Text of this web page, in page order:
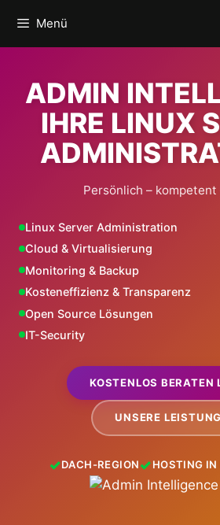
Inhalt
springen
Menü
ADMIN
IHRE LINUX
Persönlich – kompetent
Linux Server Administration
Cloud & Virtualisierung
Monitoring & Backup
Kosteneffizienz & Transparenz
Open Source Lösungen
IT-Security
KOSTENLOS BERATEN
UNSERE
DACH-REGION HOSTING